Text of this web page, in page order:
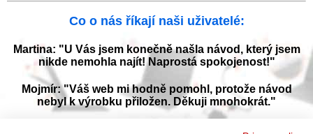
Co o nás říkají naši uživatelé:
Martina: "U Vás jsem konečně našla návod, který jsem
nikde nemohla najít! Naprostá spokojenost!"
Mojmír: "Váš web mi hodně pomohl, protože návod
nebyl k výrobku přiložen. Děkuji mnohokrát."